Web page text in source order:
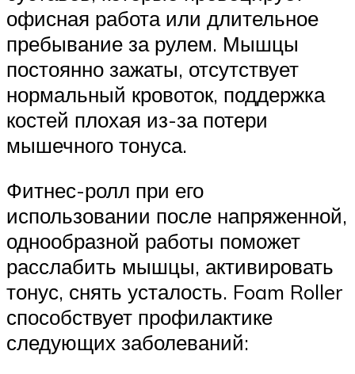
офисная работа или длительное
пребывание за рулем. Мышцы
постоянно зажаты, отсутствует
нормальный кровоток, поддержка
костей плохая из-за потери
мышечного тонуса.
Фитнес-ролл при его
использовании после напряженной,
однообразной работы поможет
расслабить мышцы, активировать
тонус, снять усталость. Foam Roller
способствует профилактике
следующих заболеваний: